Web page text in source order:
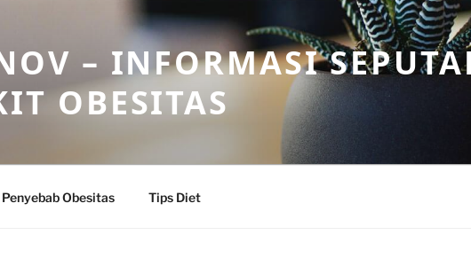
– INFORMASI
OBESITAS
Penyebab Obesitas Tips Diet